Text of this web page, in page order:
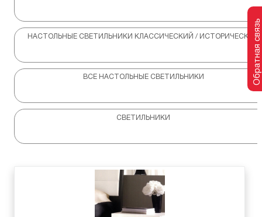
НАСТОЛЬНЫЕ СВЕТИЛЬНИКИ КЛАССИЧЕСКИЙ / ИСТОРИЧЕСКИЙ
ВСЕ НАСТОЛЬНЫЕ СВЕТИЛЬНИКИ
СВЕТИЛЬНИКИ
Обратная связь